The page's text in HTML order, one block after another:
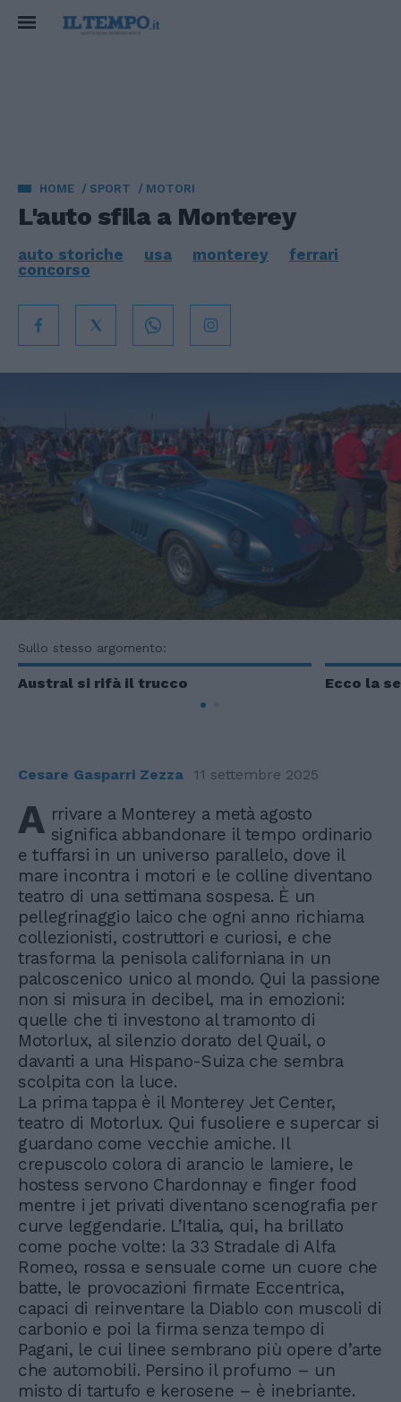
HOME SPORT MOTORI
L'auto sfila a Monterey
auto storiche usa monterey
ferrari
concorso
Sullo stesso argomento:
Austral si rifà il trucco Ecco la
Cesare Gasparri Zezza 11 settembre 2025
A rrivare a Monterey a metà agosto
significa abbandonare il tempo ordinario
e tuffarsi in un universo parallelo, dove il
mare incontra i motori e le colline diventano
teatro di una settimana sospesa. È un
pellegrinaggio laico che ogni anno richiama
collezionisti, costruttori e curiosi, e che
trasforma la penisola californiana in un
palcoscenico unico al mondo. Qui la passione
non si misura in decibel, ma in emozioni:
quelle che ti investono al tramonto di
Motorlux, al silenzio dorato del Quail, o
davanti a una Hispano-Suiza che sembra
scolpita con la luce.
La prima tappa è il Monterey Jet Center,
teatro di Motorlux. Qui fusoliere e supercar si
guardano come vecchie amiche. Il
crepuscolo colora di arancio le lamiere, le
hostess servono Chardonnay e finger food
mentre i jet privati diventano scenografia per
curve leggendarie. L’Italia, qui, ha brillato
come poche volte: la 33 Stradale di Alfa
Romeo, rossa e sensuale come un cuore che
batte, le provocazioni firmate Eccentrica,
capaci di reinventare la Diablo con muscoli di
carbonio e poi la firma senza tempo di
Pagani, le cui linee sembrano più opere d’arte
che automobili. Persino il profumo – un
misto di tartufo e kerosene – è inebriante.